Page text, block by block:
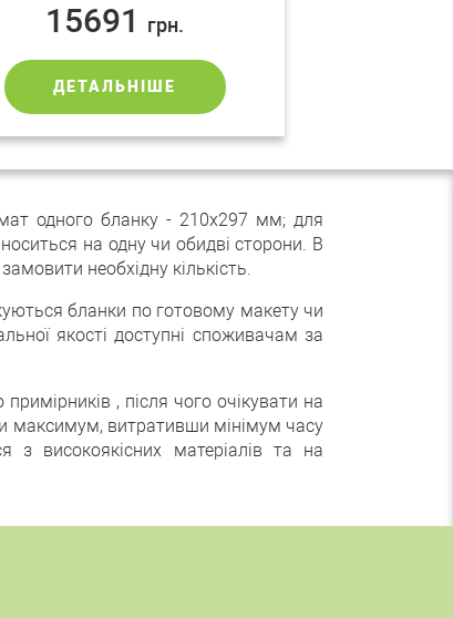
15691 грн.
ДЕТАЛЬНІШЕ
одного бланку - 210х297 мм; для
на одну чи обидві сторони. В
необхідну кількість.
бланки по готовому макету чи
якості доступні споживачам за
, після чого очікувати на
максимум, витративши мінімум часу
з високоякісних матеріалів та на